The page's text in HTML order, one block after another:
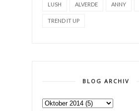
LUSH ALVERDE ANNY
TREND IT UP
BLOG ARCHIV